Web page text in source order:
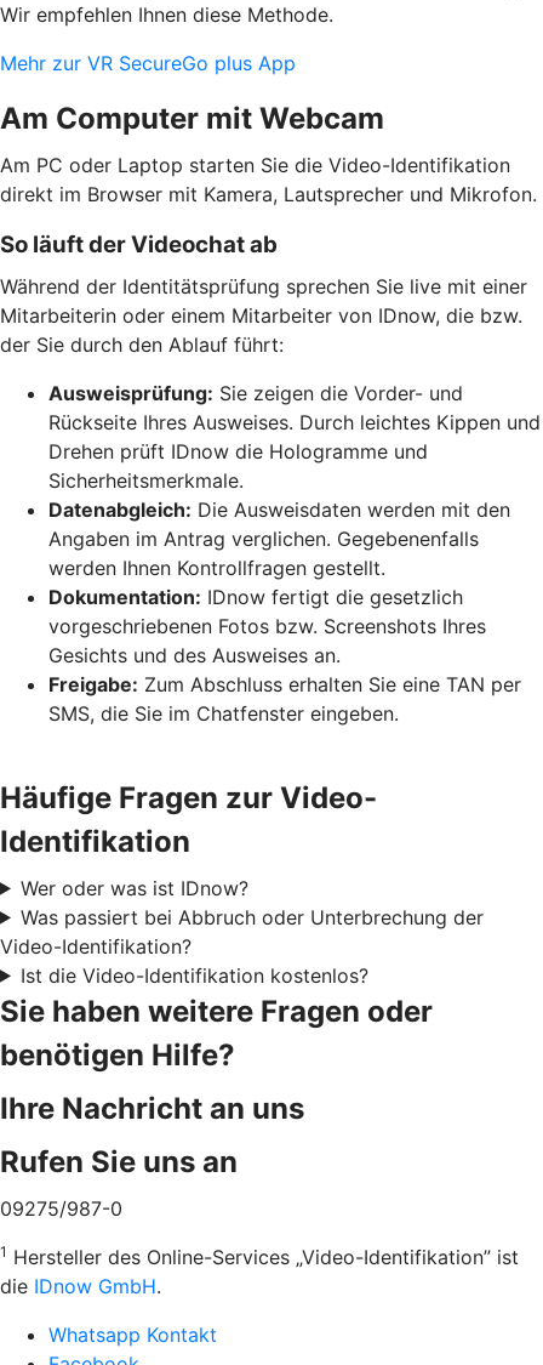
Wir empfehlen Ihnen diese Methode.
Mehr zur VR SecureGo plus App
Am Computer mit Webcam
Am PC oder Laptop starten Sie die Video-Identifikation
direkt im Browser mit Kamera, Lautsprecher und Mikrofon.
So läuft der Videochat ab
Während der Identitätsprüfung sprechen Sie live mit einer
Mitarbeiterin oder einem Mitarbeiter von IDnow, die bzw.
der Sie durch den Ablauf führt:
Ausweisprüfung: Sie zeigen die Vorder- und
Rückseite Ihres Ausweises. Durch leichtes Kippen und
Drehen prüft IDnow die Hologramme und
Sicherheitsmerkmale.
Datenabgleich: Die Ausweisdaten werden mit den
Angaben im Antrag verglichen. Gegebenenfalls
werden Ihnen Kontrollfragen gestellt.
Dokumentation: IDnow fertigt die gesetzlich
vorgeschriebenen Fotos bzw. Screenshots Ihres
Gesichts und des Ausweises an.
Freigabe: Zum Abschluss erhalten Sie eine TAN per
SMS, die Sie im Chatfenster eingeben.
Häufige Fragen zur Video-
Identifikation
Wer oder was ist IDnow?
Was passiert bei Abbruch oder Unterbrechung der
Video-Identifikation?
Ist die Video-Identifikation kostenlos?
Sie haben weitere Fragen oder
benötigen Hilfe?
Ihre Nachricht an uns
Rufen Sie uns an
09275/987-0
1 Hersteller des Online-Services „Video-Identifikation” ist
die IDnow GmbH.
Whatsapp Kontakt